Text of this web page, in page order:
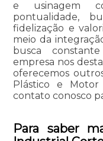
e usinagem
pontualidade,
fidelização e
meio da
busca
empresa nos
oferecemos
Plástico e
contato conosco
Para saber